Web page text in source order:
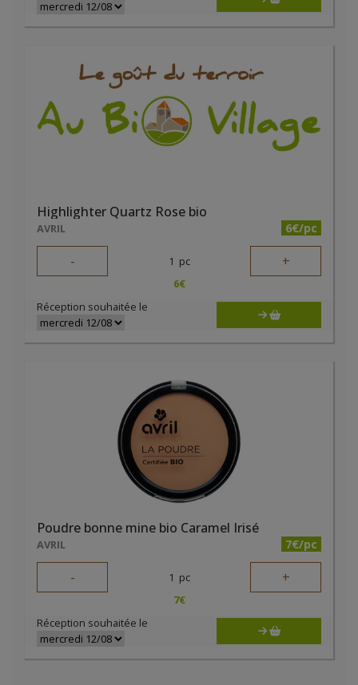
Highlighter Quartz Rose bio
AVRIL 6€/pc
- 1 pc +
6€
Réception souhaitée le
Poudre bonne mine bio Caramel Irisé
AVRIL 7€/pc
- 1 pc +
7€
Réception souhaitée le